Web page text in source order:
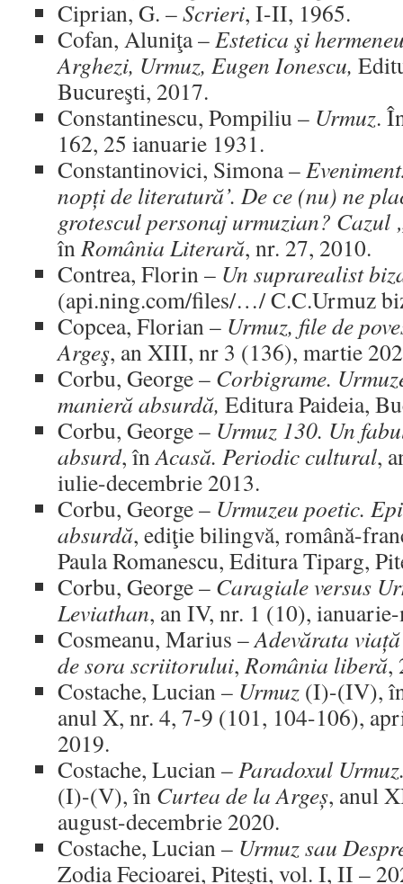
Ciprian, G. –Scrieri, I-II, 1965.
Cofan, Aluniţa –Estetica şi
Arghezi, Urmuz, Eugen Ionescu,
Bucureşti, 2017.
Constantinescu, Pompiliu – Urmuz.
162, 25 ianuarie 1931.
Constantinovici, Simona –
nopți de literatură’. De ce (nu) ne
grotescul personaj urmuzian? Cazul
înRomânia Literară, nr. 27, 2010.
Contrea, Florin – Un suprarealist
(api.ning.com/files/…/ C.C.Urmuz
Copcea, Florian – Urmuz, file de
Argeş, an XIII, nr 3 (136), martie
Corbu, George – Corbigrame.
manieră absurdă, Editura Paideia,
Corbu, George – Urmuz 130. Un
absurd, înAcasă. Periodic cultural,
iulie-decembrie 2013.
Corbu, George – Urmuzeu poetic.
absurdă, ediţie bilingvă, română-
Paula Romanescu, Editura Tiparg,
Corbu, George – Caragiale versus
Leviathan, an IV, nr. 1 (10),
Cosmeanu, Marius –Adevărata
de sora scriitorului,România liberă,
Costache, Lucian – Urmuz (I)-(IV),
anul X, nr. 4, 7-9 (101, 104-106),
2019.
Costache, Lucian –Paradoxul
(I)-(V), în Curtea de la Argeș, anul
august-decembrie 2020.
Costache, Lucian – Urmuz sau
Zodia Fecioarei, Piteşti, vol. I, II –